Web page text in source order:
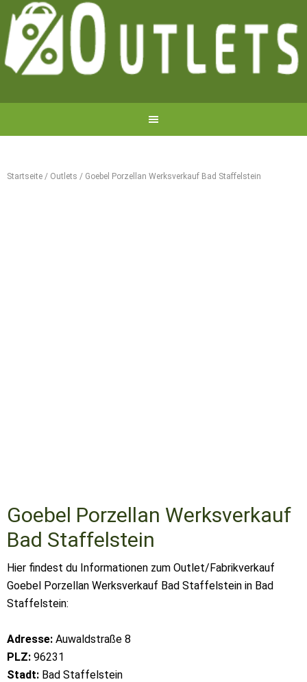
Startseite / Outlets / Goebel Porzellan Werksverkauf Bad Staffelstein
Goebel Porzellan Werksverkauf
Bad Staffelstein
Hier findest du Informationen zum Outlet/Fabrikverkauf
Goebel Porzellan Werksverkauf Bad Staffelstein in Bad
Staffelstein:
Adresse: Auwaldstraße 8
PLZ: 96231
Stadt: Bad Staffelstein